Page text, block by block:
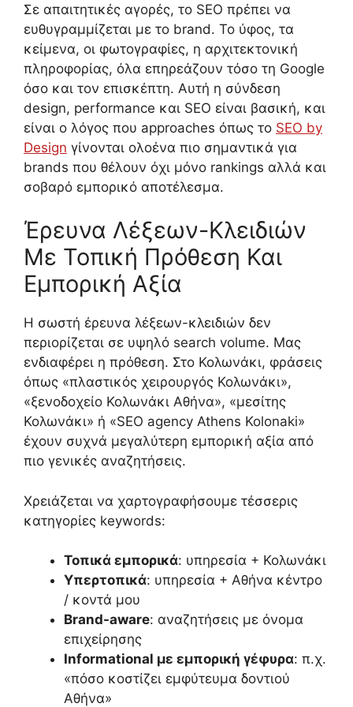
Σε απαιτητικές αγορές, το SEO πρέπει να
ευθυγραμμίζεται με το brand. Το ύφος, τα
κείμενα, οι φωτογραφίες, η αρχιτεκτονική
πληροφορίας, όλα επηρεάζουν τόσο τη Google
όσο και τον επισκέπτη. Αυτή η σύνδεση
design, performance και SEO είναι βασική, και
είναι ο λόγος που approaches όπως το SEO by
Design γίνονται ολοένα πιο σημαντικά για
brands που θέλουν όχι μόνο rankings αλλά και
σοβαρό εμπορικό αποτέλεσμα.
Έρευνα Λέξεων-Κλειδιών
Με Τοπική Πρόθεση Και
Εμπορική Αξία
Η σωστή έρευνα λέξεων-κλειδιών δεν
περιορίζεται σε υψηλό search volume. Μας
ενδιαφέρει η πρόθεση. Στο Κολωνάκι, φράσεις
όπως «πλαστικός χειρουργός Κολωνάκι»,
«ξενοδοχείο Κολωνάκι Αθήνα», «μεσίτης
Κολωνάκι» ή «SEO agency Athens Kolonaki»
έχουν συχνά μεγαλύτερη εμπορική αξία από
πιο γενικές αναζητήσεις.
Χρειάζεται να χαρτογραφήσουμε τέσσερις
κατηγορίες keywords:
Τοπικά εμπορικά: υπηρεσία + Κολωνάκι
Υπερτοπικά: υπηρεσία + Αθήνα κέντρο
/ κοντά μου
Brand-aware: αναζητήσεις με όνομα
επιχείρησης
Informational με εμπορική γέφυρα: π.χ.
«πόσο κοστίζει εμφύτευμα δοντιού
Αθήνα»